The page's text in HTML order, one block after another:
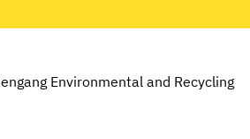
Environmental and Recycling